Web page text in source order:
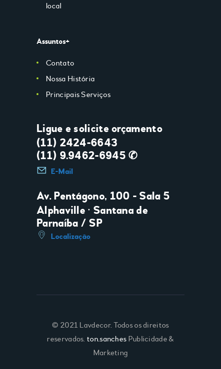
local
Assuntos+
Contato
Nossa História
Principais Serviços
Ligue e solicite orçamento
(11) 2424-6643
(11) 9.9462-6945 ✆
E-Mail
Av. Pentágono, 100 - Sala 5
Alphaville • Santana de
Parnaíba / SP
Localização
© 2021 Lavdecor. Todos os direitos
reservados.ton.sanches Publicidade &
Marketing